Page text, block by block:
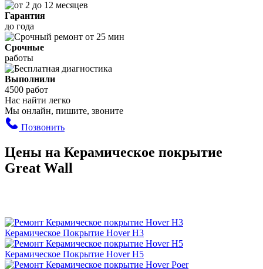
Гарантия
до года
Срочные
работы
Выполнили
4500 работ
Нас найти легко
Мы онлайн, пишите, звоните
Позвонить
Цены на Керамическое покрытие
Great Wall
Керамическое Покрытие Hover H3
Керамическое Покрытие Hover H5